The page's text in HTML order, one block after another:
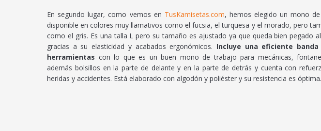
En segundo lugar, como vemos en TusKamisetas.com, hemos elegido un mono
disponible en colores muy llamativos como el fucsia, el turquesa y el morado, pero
como el gris. Es una talla L pero su tamaño es ajustado ya que queda bien pegado
gracias a su elasticidad y acabados ergonómicos. Incluye una eficiente
herramientas con lo que es un buen mono de trabajo para mecánicas,
además bolsillos en la parte de delante y en la parte de detrás y cuenta con
heridas y accidentes. Está elaborado con algodón y poliéster y su resistencia es óptima.